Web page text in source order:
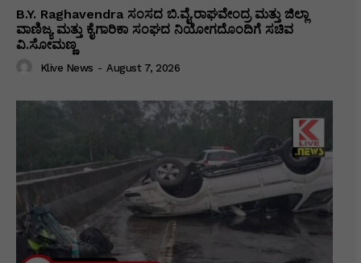
B.Y. Raghavendra ಸಂಸದ ಬಿ.ವೈ.ರಾಘವೇಂದ್ರ ಮತ್ತು ಜಿಲ್ಲಾ
ವಾಣಿಜ್ಯ ಮತ್ತು ಕೈಗಾರಿಕಾ ಸಂಘದ ನಿಯೋಗದೊಂದಿಗೆ ಸಚಿವ
ವಿ‌.ಸೋಮಣ್ಣ
Klive News - August 7, 2026